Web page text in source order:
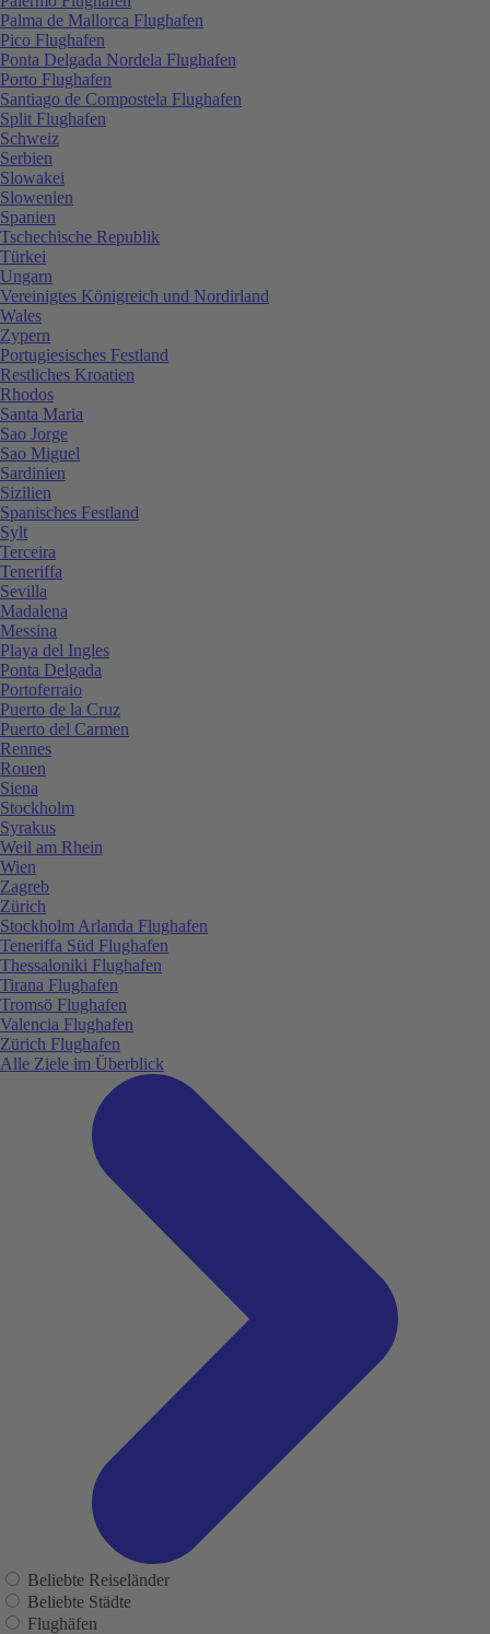
Palma de Mallorca Flughafen
Pico Flughafen
Ponta Delgada Nordela Flughafen
Porto Flughafen
Santiago de Compostela Flughafen
Split Flughafen
Schweiz
Serbien
Slowakei
Slowenien
Spanien
Tschechische Republik
Türkei
Ungarn
Vereinigtes Königreich und Nordirland
Wales
Zypern
Portugiesisches Festland
Restliches Kroatien
Rhodos
Santa Maria
Sao Jorge
Sao Miguel
Sardinien
Sizilien
Spanisches Festland
Sylt
Terceira
Teneriffa
Sevilla
Madalena
Messina
Playa del Ingles
Ponta Delgada
Portoferraio
Puerto de la Cruz
Puerto del Carmen
Rennes
Rouen
Siena
Stockholm
Syrakus
Weil am Rhein
Wien
Zagreb
Zürich
Stockholm Arlanda Flughafen
Teneriffa Süd Flughafen
Thessaloniki Flughafen
Tirana Flughafen
Tromsö Flughafen
Valencia Flughafen
Zürich Flughafen
Alle Ziele im Überblick
Beliebte Reiseländer
Beliebte Städte
Flughäfen